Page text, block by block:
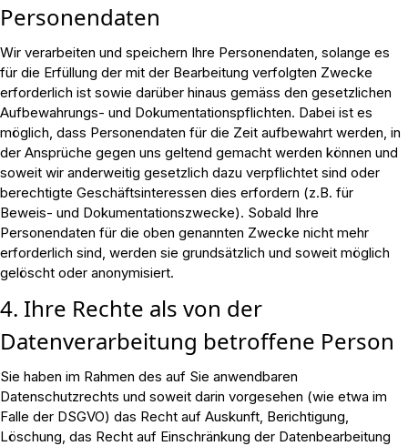
Personendaten
Wir verarbeiten und speichern Ihre Personendaten, solange es
für die Erfüllung der mit der Bearbeitung verfolgten Zwecke
erforderlich ist sowie darüber hinaus gemäss den gesetzlichen
Aufbewahrungs- und Dokumentationspflichten. Dabei ist es
möglich, dass Personendaten für die Zeit aufbewahrt werden, in
der Ansprüche gegen uns geltend gemacht werden können und
soweit wir anderweitig gesetzlich dazu verpflichtet sind oder
berechtigte Geschäftsinteressen dies erfordern (z.B. für
Beweis- und Dokumentationszwecke). Sobald Ihre
Personendaten für die oben genannten Zwecke nicht mehr
erforderlich sind, werden sie grundsätzlich und soweit möglich
gelöscht oder anonymisiert.
4. Ihre Rechte als von der
Datenverarbeitung betroffene Person
Sie haben im Rahmen des auf Sie anwendbaren
Datenschutzrechts und soweit darin vorgesehen (wie etwa im
Falle der DSGVO) das Recht auf Auskunft, Berichtigung,
Löschung, das Recht auf Einschränkung der Datenbearbeitung